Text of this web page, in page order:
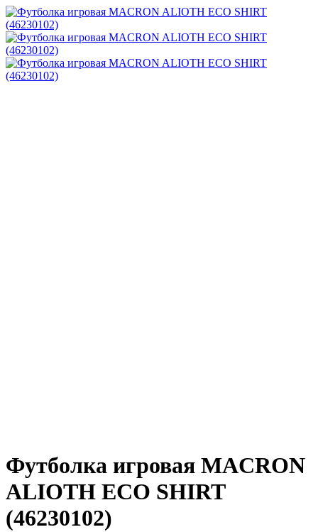
Футболка игровая MACRON
ALIOTH ECO SHIRT
(46230102)